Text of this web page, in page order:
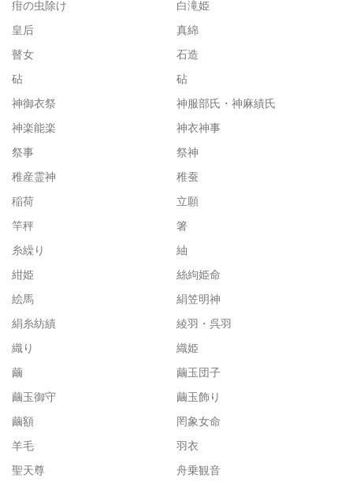
疳の虫除け
白滝姫
皇后
真綿
瞽女
石造
砧
砧
神御衣祭
神服部氏・神麻績氏
神楽能楽
神衣神事
祭事
祭神
稚産霊神
稚蚕
稲荷
立願
竿秤
箸
糸繰り
紬
紺姫
絲絇姫命
絵馬
絹笠明神
絹糸紡績
綾羽・呉羽
織り
織姫
繭
繭玉団子
繭玉御守
繭玉飾り
繭額
罔象女命
羊毛
羽衣
聖天尊
舟乗観音